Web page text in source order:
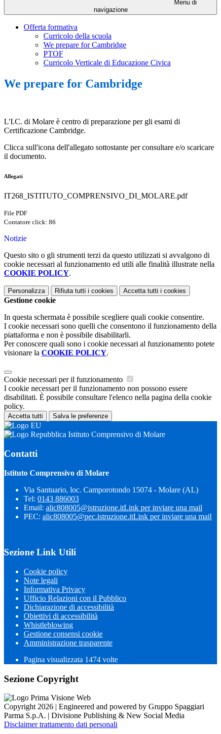
Menu di
navigazione
Offerta formativa
Curricolo della scuola
We prepare for Cambridge
PTOF
Curricolo Verticale di Educazione Civica
We prepare for Cambridge
L'I.C. di Molare è centro di preparazione per gli esami di
Certificazione Cambridge.
Clicca sull'icona dell'allegato sottostante per consultare e/o scaricare
il documento.
Allegati
IT268_ISTITUTO_COMPRENSIVO_DI_MOLARE.pdf
File PDF
Contatore click: 86
Notizie
Questo sito o gli strumenti terzi da questo utilizzati si avvalgono di
cookie necessari al funzionamento ed utili alle finalità illustrate nella
COOKIE POLICY.
Personalizza Rifiuta tutti i cookies Accetta tutti i cookies
Gestione cookie
In questa schermata è possibile scegliere quali cookie consentire.
I cookie necessari sono quelli che consentono il funzionamento della
piattaforma e non è possibile disabilitarli.
Per conoscere quali sono i cookie necessari al funzionamento potete
visionare la COOKIE POLICY.
Cookie necessari per il funzionamento
I cookie necessari per il funzionamento non possono essere
disabilitati. È possibile consultare l'elenco nella pagina della cookie
policy.
Accetta tutti Salva le preferenze
Istituto Comprensivo di Molare
Contatti
Istituto Comprensivo di Molare
Via Santuario, loc. Camporotondo 15074 - Molare (AL)
Tel: 0143 886003
Email: alic808005@istruzione.itLink per inviare una mail
PEC: alic808005@pec.istruzione.itLink per inviare una mail
Sezione Link Utili
Cookie policy
Note legali
Informativa Privacy
Ufficio Relazioni con il Pubblico
Dichiarazione di accessibilità
Obiettivi di accessibilità
Whistleblowing
Gestione consensi cookie
Amministrazione trasparente
Pagina visualizzata 1474 volte
Sezione Copyright
Copyright 2026 | Engineered and powered by Gruppo Spaggiari
Parma S.p.A. | Divisione Publishing & New Social Media
Disclaimer trattamento dati personali